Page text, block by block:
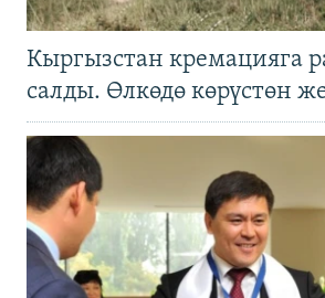
Кыргызстан кремацияга
салды. Өлкөдө көрүстөн